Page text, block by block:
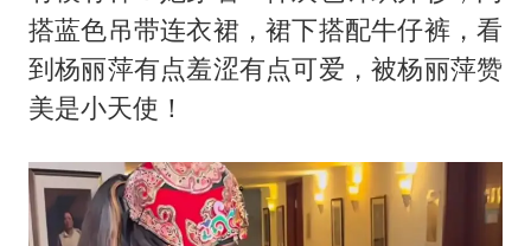
搭蓝色吊带连衣裙，裙下搭配牛仔裤，看
到杨丽萍有点羞涩有点可爱，被杨丽萍赞
美是小天使！